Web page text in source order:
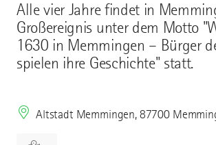
Alle vier Jahre findet in
Großereignis unter dem Motto
1630 in Memmingen – Bürger
spielen ihre Geschichte" statt.
Altstadt Memmingen, 87700